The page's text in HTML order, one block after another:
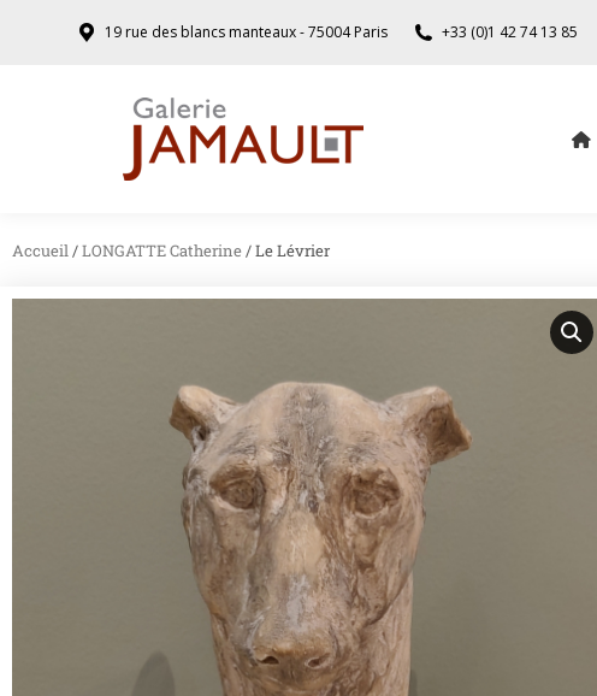
19 rue des blancs manteaux - 75004 Paris +33 (0)1 42 74 13 85
Accueil /LONGATTE Catherine / Le Lévrier